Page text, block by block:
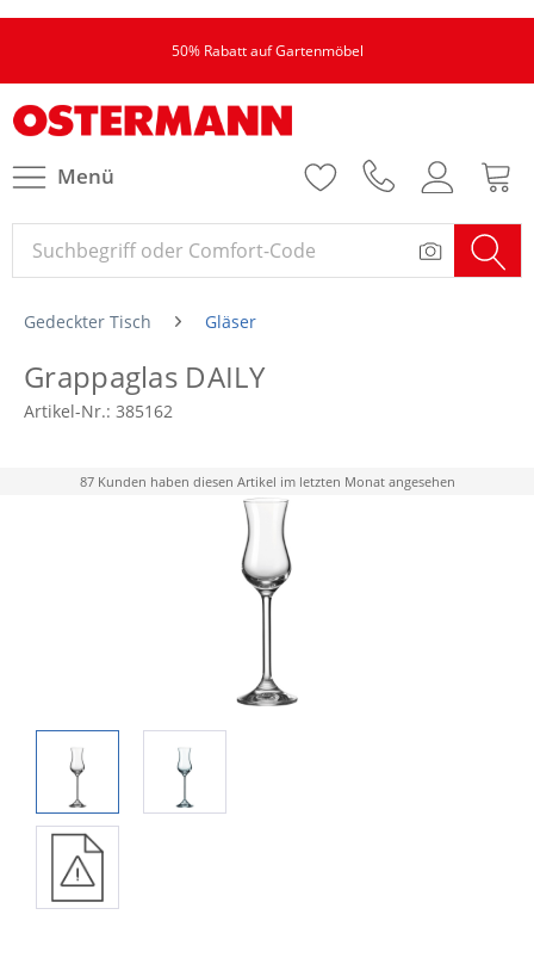
50% Rabatt auf Gartenmöbel
Menü
Gedeckter Tisch Gläser
Grappaglas DAILY
Artikel-Nr.: 385162
87 Kunden haben diesen Artikel im letzten Monat angesehen